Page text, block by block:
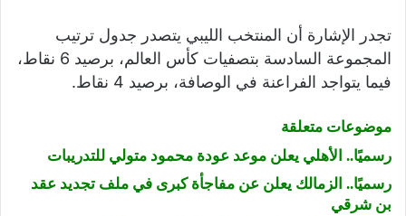
تجدر الإشارة أن المنتخب الليبي يتصدر جدول ترتيب
المجموعة السادسة بتصفيات كأس العالم، برصيد 6 نقاط،
فيما يتواجد الفراعنة في الوصافة، برصيد 4 نقاط.
موضوعات متعلقة
رسميًا.. الأهلي يعلن موعد عودة محمود متولي للتدريبات
رسميًا.. الزمالك يعلن عن مفاجأة كبرى في ملف تجديد عقد
بن شرقي